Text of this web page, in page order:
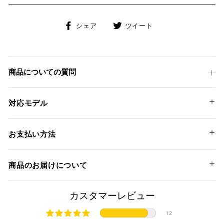
シェア
Facebook
ェ
る
ツイート
稿
商品についての質問
対応モデル
DUCATI
STREETFIGHTER V4 / S '20-22
お支払い方法
クレジットカード
商品のお届けについて
商品発送までの日数について
ご希望商品の在庫状況により異なります。 詳しくは該当商品
カスタマーレビュー
12